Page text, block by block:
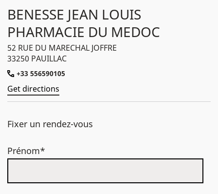
BENESSE JEAN LOUIS
PHARMACIE DU MEDOC
52 RUE DU MARECHAL JOFFRE
33250 PAUILLAC
+33 556590105
Get directions
Fixer un rendez-vous
Prénom*